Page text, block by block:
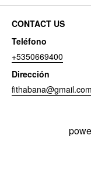
CONTACT US
Teléfono
+5350669400
Dirección
fithabana@gmail.com